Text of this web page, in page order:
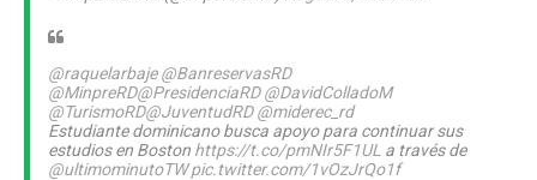
@raquelarbaje @BanreservasRD
@MinpreRD@PresidenciaRD @DavidColladoM
@TurismoRD@JuventudRD @miderec_rd
Estudiante dominicano busca apoyo para continuar sus
estudios en Boston https://t.co/pmNIr5F1UL a través de
@ultimominutoTW pic.twitter.com/1vOzJrQo1f